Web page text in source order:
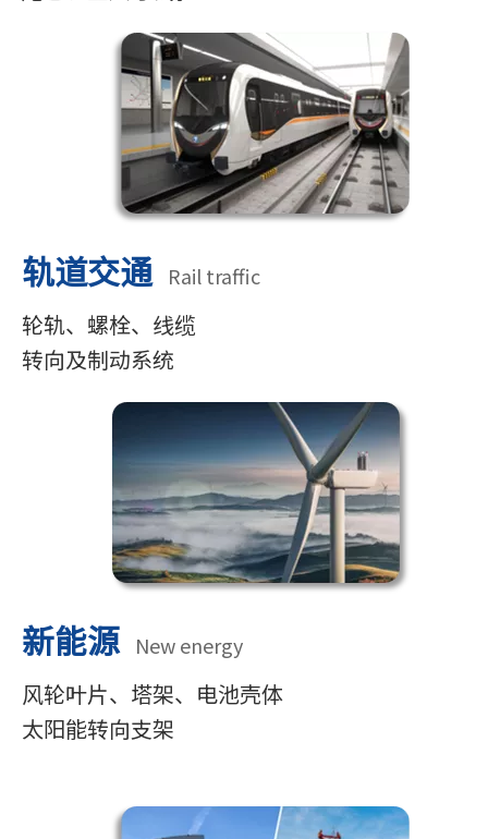
轨道交通 Rail traffic
轮轨、螺栓、线缆
转向及制动系统
新能源 New energy
风轮叶片、塔架、电池壳体
太阳能转向支架